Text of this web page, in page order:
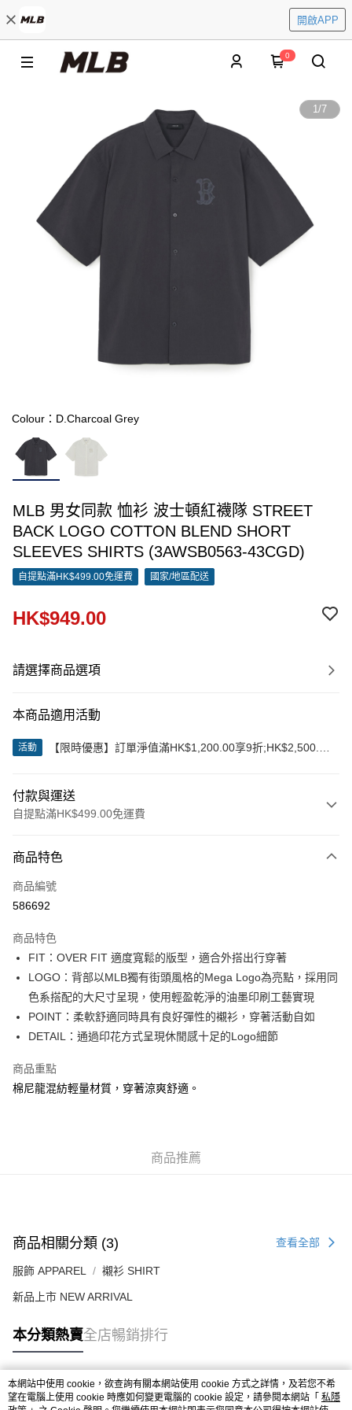
開啟APP
0
1/7
Colour：D.Charcoal Grey
MLB 男女同款 恤衫 波士頓紅襪隊 STREET
BACK LOGO COTTON BLEND SHORT
SLEEVES SHIRTS (3AWSB0563-43CGD)
自提點滿HK$499.00免運費 國家/地區配送
HK$949.00
請選擇商品選項
本商品適用活動
活動
【限時優惠】訂單淨值滿HK$1,200.00享9折;HK$2,500.00
付款與運送
自提點滿HK$499.00免運費
信用卡
Apple Pay
AlipayHK
WeChat Pay
送貨方式
每筆HK$50.00，滿HK$499.00或以上免運費
付款後順豐合作便利店
商品特色
商品編號
586692
商品特色
FIT：OVER FIT 適度寬鬆的版型，適合外搭出行穿著
LOGO：背部以MLB獨有街頭風格的Mega Logo為亮點，採用同
色系搭配的大尺寸呈現，使用輕盈乾淨的油墨印刷工藝實現
POINT：柔軟舒適同時具有良好彈性的襯衫，穿著活動自如
DETAIL：通過印花方式呈現休閒感十足的Logo細節
商品重點
棉尼龍混紡輕量材質，穿著涼爽舒適。
商品推薦
商品相關分類 (3) 查看全部
服飾 APPAREL 襯衫 SHIRT
新品上市 NEW ARRIVAL
本分類熱賣全店暢銷排行
熱門標籤
本網站中使用 cookie，欲查詢有關本網站使用 cookie 方式之詳情，及若您不希
望在電腦上使用 cookie 時應如何變更電腦的 cookie 設定，請參閱本網站「 私隱